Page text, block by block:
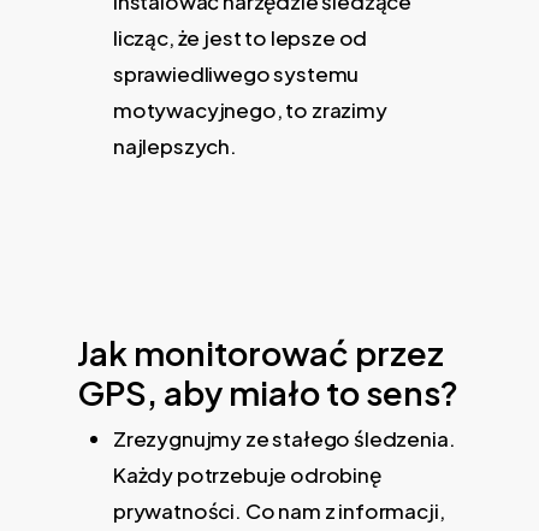
licząc, że jest to lepsze od
sprawiedliwego systemu
motywacyjnego, to zrazimy
najlepszych.
Jak monitorować przez
GPS, aby miało to sens?
Zrezygnujmy ze stałego śledzenia.
Każdy potrzebuje odrobinę
prywatności. Co nam z informacji,